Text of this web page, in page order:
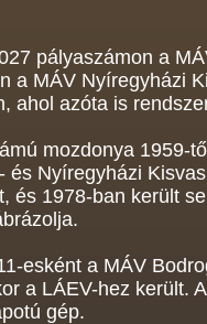
pályaszámon a
a MÁV Nyíregyházi
ahol azóta is
mozdonya 1959-
Nyíregyházi
és 1978-ban került
esként a MÁV
a LÁEV-hez került.
gép.